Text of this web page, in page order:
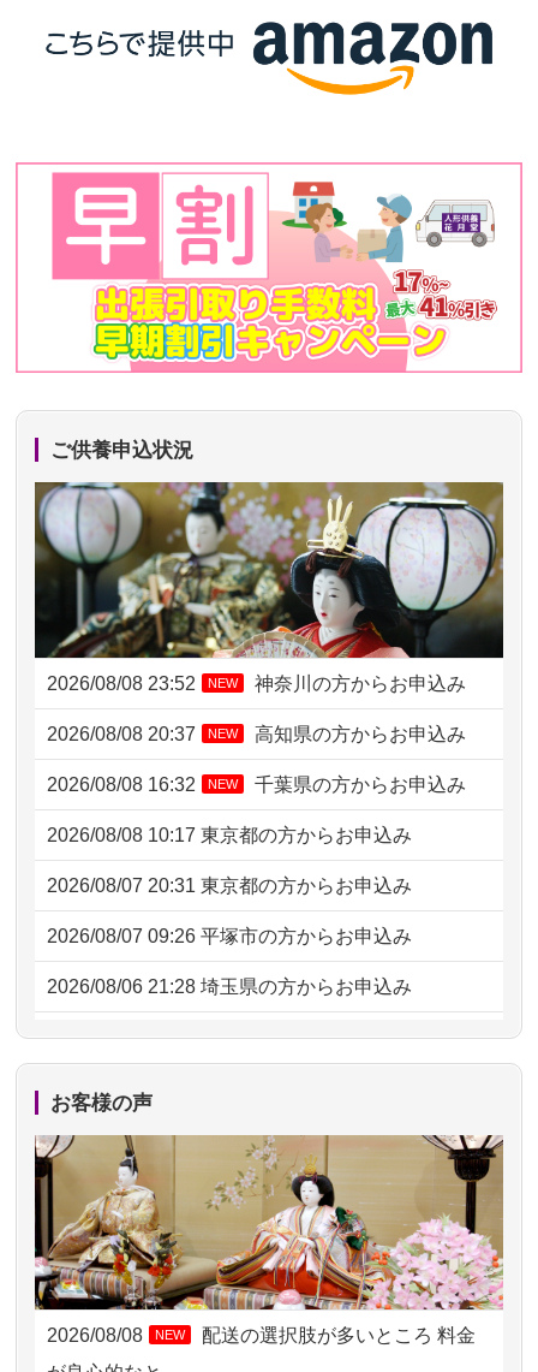
ご供養申込状況
2026/08/08 23:52 NEW 神奈川の方からお申込み
2026/08/08 20:37 NEW 高知県の方からお申込み
2026/08/08 16:32 NEW 千葉県の方からお申込み
2026/08/08 10:17 東京都の方からお申込み
2026/08/07 20:31 東京都の方からお申込み
2026/08/07 09:26 平塚市の方からお申込み
2026/08/06 21:28 埼玉県の方からお申込み
2026/08/06 17:56 藤沢市の方からお申込み
2026/08/06 10:06
2026/08/06 09:17 三重県の方からお申込み
2026/08/06 06:48 横浜市の方からお申込み
2026/08/05 15:07 東京都の方からお申込み
2026/08/05 11:33 神奈川の方からお申込み
2026/08/04 17:34 西亀有の方からお申込み
お客様の声
2026/08/08 NEW
配送の選択肢が多いところ 料金